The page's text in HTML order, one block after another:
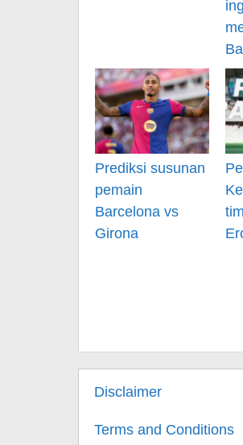
Prediksi susunan
pemain
Barcelona vs
Girona
Disclaimer
Terms and Conditions